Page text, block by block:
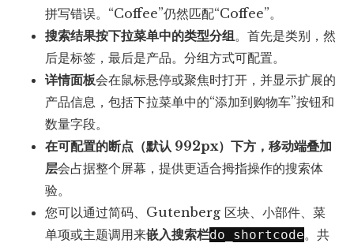
拼写错误。“Coffee”仍然匹配“Coffee”。
搜索结果按下拉菜单中的类型分组。首先是类别，然
后是标签，最后是产品。分组方式可配置。
详情面板会在鼠标悬停或聚焦时打开，并显示扩展的
产品信息，包括下拉菜单中的“添加到购物车”按钮和
数量字段。
在可配置的断点（默认 992px）下方，移动端叠加
层会占据整个屏幕，提供更适合拇指操作的搜索体
验。
您可以通过简码、Gutenberg 区块、小部件、菜
单项或主题调用来嵌入搜索栏do_shortcode。共